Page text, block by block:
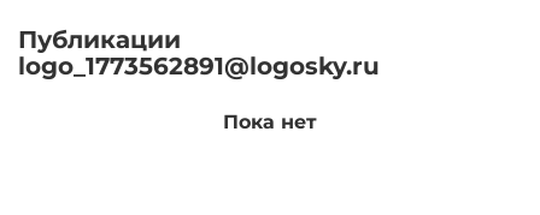
Публикации
logo_1773562891@logosky.ru
Пока нет